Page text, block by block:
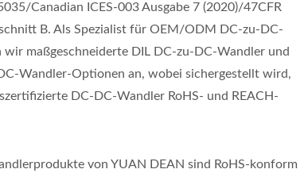
Canadian ICES-003 Ausgabe 7 (2020)/47CFR
B. Als Spezialist für OEM/ODM DC-zu-DC-
wir maßgeschneiderte DIL DC-zu-DC-Wandler und
Wandler-Optionen an, wobei sichergestellt wird,
DC-DC-Wandler RoHS- und REACH-
von YUAN DEAN sind RoHS-konform